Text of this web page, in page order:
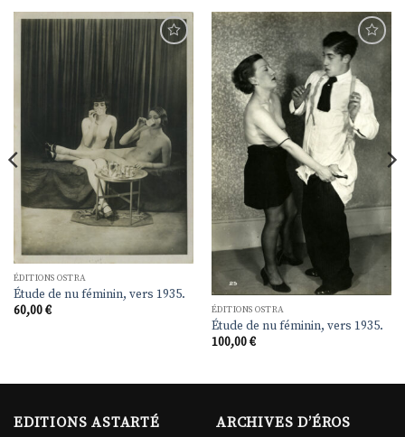
ÉDITIONS OSTRA
Étude de nu féminin, vers 1935.
60,00€
Ajouter
liste de
souhaits
ÉDITIONS OSTRA
Étude de nu féminin, vers 1935.
100,00€
EDITIONS ASTARTÉ ARCHIVES D’ÉROS